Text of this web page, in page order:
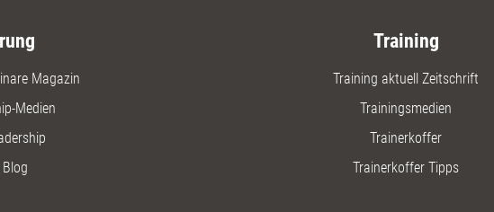
Magazin
Medien
Training
Training aktuell Zeitschrift
Trainingsmedien
Trainerkoffer
Trainerkoffer Tipps